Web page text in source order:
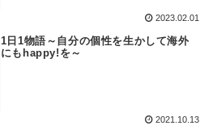
2023.02.01
1日1物語～自分の個性を生かして海外
にもhappy!を～
2021.10.13